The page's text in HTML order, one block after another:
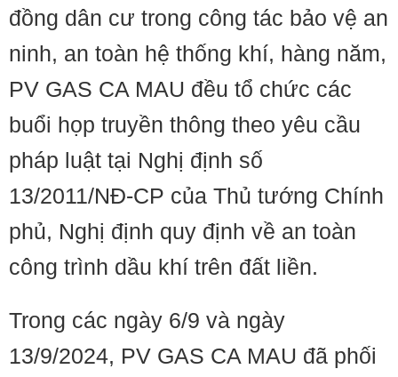
đồng dân cư trong công tác bảo vệ an
ninh, an toàn hệ thống khí, hàng năm,
PV GAS CA MAU đều tổ chức các
buổi họp truyền thông theo yêu cầu
pháp luật tại Nghị định số
13/2011/NĐ-CP của Thủ tướng Chính
phủ, Nghị định quy định về an toàn
công trình dầu khí trên đất liền.
Trong các ngày 6/9 và ngày
13/9/2024, PV GAS CA MAU đã phối